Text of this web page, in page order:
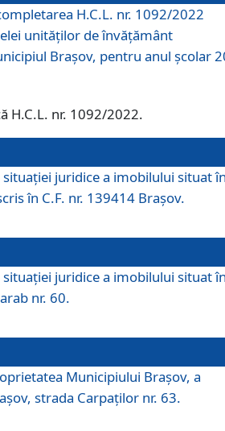
H.C.L. nr. 1092/2022
unităților de învăţământ
Braşov, pentru anul școlar
H.C.L. nr. 1092/2022.
situației juridice a imobilului situat
în C.F. nr. 139414 Brașov.
situației juridice a imobilului situat
nr. 60.
Municipiului Brașov, a
strada Carpaților nr. 63.